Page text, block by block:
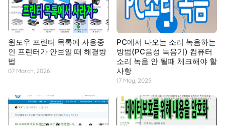
윈도우 프린터 목록에 사용중
인 프린터가 안보일 때 해결방
법
07 March, 2026
PC에서 나오는 소리 녹음하는
방법(PC음성 녹음기) 컴퓨터
소리 녹음 안 될때 체크해야 할
사항
17 May, 2025